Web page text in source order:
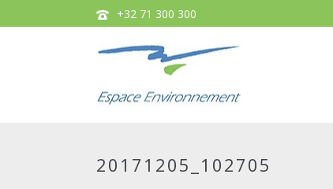
+32 71 300 300
20171205_102705